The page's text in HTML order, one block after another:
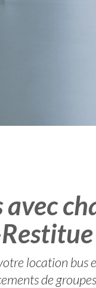
avec
location bus
de